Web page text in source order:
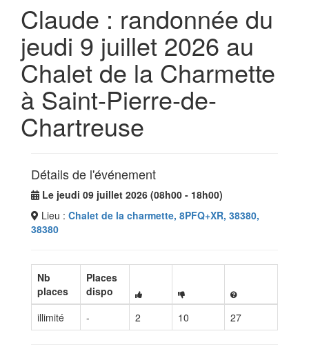
Claude : randonnée du
jeudi 9 juillet 2026 au
Chalet de la Charmette
à Saint-Pierre-de-
Chartreuse
Détails de l'événement
Le jeudi 09 juillet 2026 (08h00 - 18h00)
Lieu : Chalet de la charmette, 8PFQ+XR, 38380,
38380
Nb
places
Places
dispo
illimité
- 2 10 27